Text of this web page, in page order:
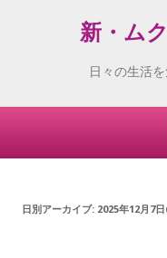
新・ム
日々の生活
日別アーカイブ: 2025年12月7